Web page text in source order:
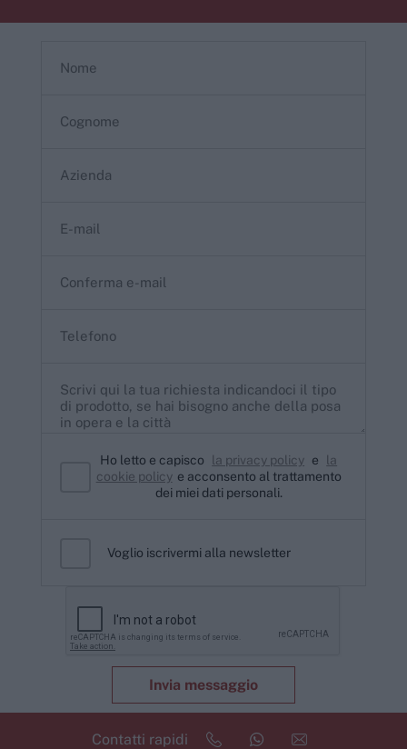
Ho letto e capisco la privacy policy e
la
cookie policy e acconsento al trattamento
dei miei dati personali.
Voglio iscrivermi alla newsletter
Invia messaggio
Contatti rapidi